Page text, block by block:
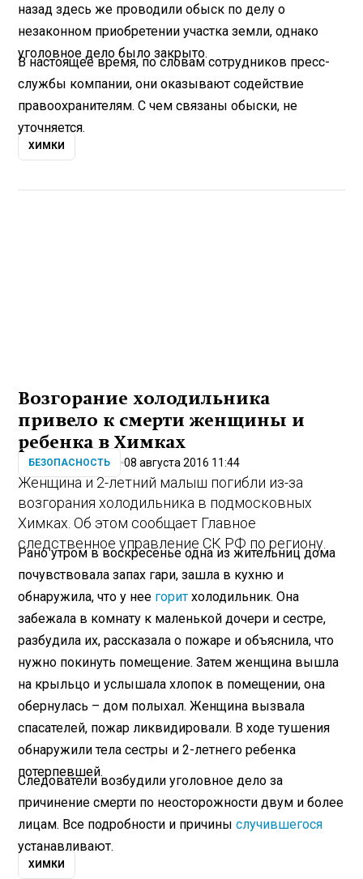
назад здесь же проводили обыск по делу о
незаконном приобретении участка земли, однако
уголовное дело было закрыто.
В настоящее время, по словам сотрудников пресс-
службы компании, они оказывают содействие
правоохранителям. С чем связаны обыски, не
уточняется.
ХИМКИ
Возгорание холодильника
привело к смерти женщины и
ребенка в Химках
БЕЗОПАСНОСТЬ 08 августа 2016 11:44
Женщина и 2-летний малыш погибли из-за
возгорания холодильника в подмосковных
Химках. Об этом сообщает Главное
следственное управление СК РФ по региону.
Рано утром в воскресенье одна из жительниц дома
почувствовала запах гари, зашла в кухню и
обнаружила, что у нее горит холодильник. Она
забежала в комнату к маленькой дочери и сестре,
разбудила их, рассказала о пожаре и объяснила, что
нужно покинуть помещение. Затем женщина вышла
на крыльцо и услышала хлопок в помещении, она
обернулась – дом полыхал. Женщина вызвала
спасателей, пожар ликвидировали. В ходе тушения
обнаружили тела сестры и 2-летнего ребенка
потерпевшей.
Следователи возбудили уголовное дело за
причинение смерти по неосторожности двум и более
лицам. Все подробности и причиныслучившегося
устанавливают.
ХИМКИ